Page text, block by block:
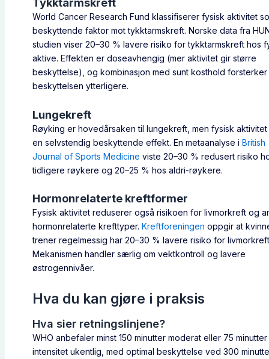
World Cancer Research Fund klassifiserer fysisk aktivitet
beskyttende faktor mot tykktarmskreft. Norske data fra
studien viser 20–30 % lavere risiko for tykktarmskreft hos
aktive. Effekten er doseavhengig (mer aktivitet gir større
beskyttelse), og kombinasjon med sunt kosthold forsterker
beskyttelsen ytterligere.
Lungekreft
Røyking er hovedårsaken til lungekreft, men fysisk aktivitet
en selvstendig beskyttende effekt. En metaanalyse iBritish
Journal of Sports Medicine viste 20–30 % redusert risiko
tidligere røykere og 20–25 % hos aldri-røykere.
Hormonrelaterte kreftformer
Fysisk aktivitet reduserer også risikoen for livmorkreft og
hormonrelaterte krefttyper.Kreftforeningenoppgir at
trener regelmessig har 20–30 % lavere risiko for
Mekanismen handler særlig om vektkontroll og lavere
østrogennivåer.
Hva du kan gjøre i praksis
Hva sier retningslinjene?
WHO anbefaler minst 150 minutter moderat eller 75
intensitet ukentlig, med optimal beskyttelse ved 300